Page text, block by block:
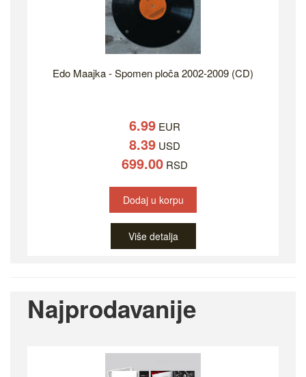
Edo Maajka - Spomen ploča 2002-2009 (CD)
6.99 EUR
8.39 USD
699.00 RSD
Dodaj u korpu
Više detalja
Najprodavanije